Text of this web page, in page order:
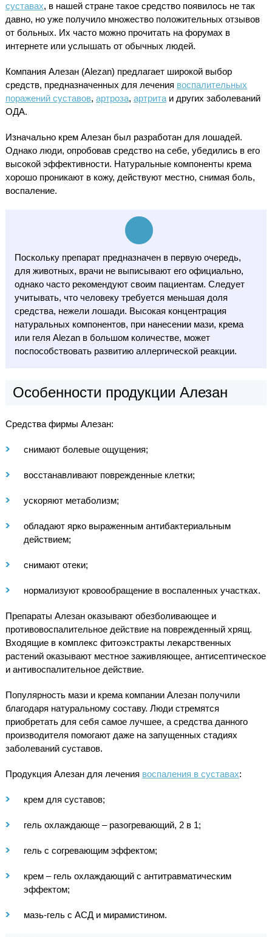
суставах, в нашей стране такое средство появилось не так
давно, но уже получило множество положительных отзывов
от больных. Их часто можно прочитать на форумах в
интернете или услышать от обычных людей.
Компания Алезан (Alezan) предлагает широкой выбор
средств, предназначенных для лечения воспалительных
поражений суставов, артроза, артритаи других заболеваний
ОДА.
Изначально крем Алезан был разработан для лошадей.
Однако люди, опробовав средство на себе, убедились в его
высокой эффективности. Натуральные компоненты крема
хорошо проникают в кожу, действуют местно, снимая боль,
воспаление.
Поскольку препарат предназначен в первую очередь,
для животных, врачи не выписывают его официально,
однако часто рекомендуют своим пациентам. Следует
учитывать, что человеку требуется меньшая доля
средства, нежели лошади. Высокая концентрация
натуральных компонентов, при нанесении мази, крема
или геля Alezan в большом количестве, может
поспособствовать развитию аллергической реакции.
Особенности продукции Алезан
Средства фирмы Алезан:
снимают болевые ощущения;
восстанавливают поврежденные клетки;
ускоряют метаболизм;
обладают ярко выраженным антибактериальным
действием;
снимают отеки;
нормализуют кровообращение в воспаленных участках.
Препараты Алезан оказывают обезболивающее и
противовоспалительное действие на поврежденный хрящ.
Входящие в комплекс фитоэкстракты лекарственных
растений оказывают местное заживляющее, антисептическое
и антивоспалительное действие.
Популярность мази и крема компании Алезан получили
благодаря натуральному составу. Люди стремятся
приобретать для себя самое лучшее, а средства данного
производителя помогают даже на запущенных стадиях
заболеваний суставов.
Продукция Алезан для лечения воспаления в суставах:
крем для суставов;
гель охлаждающе – разогревающий, 2 в 1;
гель с согревающим эффектом;
крем – гель охлаждающий с антитравматическим
эффектом;
мазь-гель с АСД и мирамистином.